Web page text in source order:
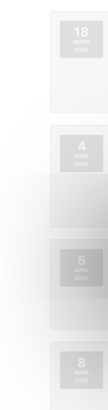
18
MARS
2025
4
AVRIL
2025
5
AVRIL
8
AVRIL
2025